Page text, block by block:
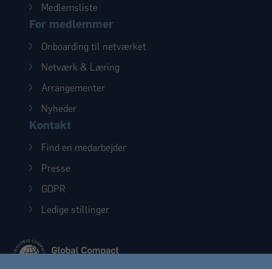
Medlemsliste
For medlemmer
Onboarding til netværket
Netværk & Læring
Arrangementer
Nyheder
Kontakt
Find en medarbejder
Presse
GDPR
Ledige stillinger